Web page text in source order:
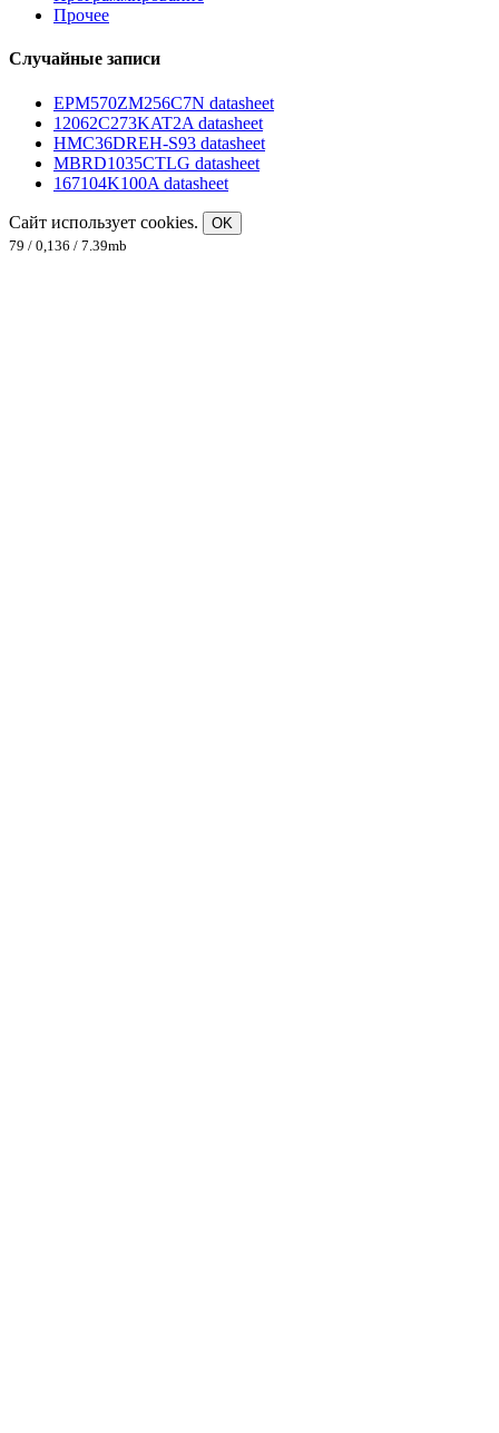
Прочее
Случайные записи
EPM570ZM256C7N datasheet
12062C273KAT2A datasheet
HMC36DREH-S93 datasheet
MBRD1035CTLG datasheet
167104K100A datasheet
Сайт использует cookies.
OK
79 / 0,136 / 7.39mb